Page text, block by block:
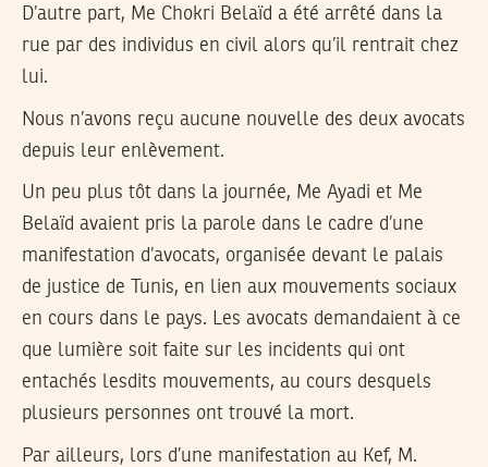
D’autre part, Me Chokri Belaïd a été arrêté dans la
rue par des individus en civil alors qu’il rentrait chez
lui.
Nous n’avons reçu aucune nouvelle des deux avocats
depuis leur enlèvement.
Un peu plus tôt dans la journée, Me Ayadi et Me
Belaïd avaient pris la parole dans le cadre d’une
manifestation d’avocats, organisée devant le palais
de justice de Tunis, en lien aux mouvements sociaux
en cours dans le pays. Les avocats demandaient à ce
que lumière soit faite sur les incidents qui ont
entachés lesdits mouvements, au cours desquels
plusieurs personnes ont trouvé la mort.
Par ailleurs, lors d’une manifestation au Kef, M.